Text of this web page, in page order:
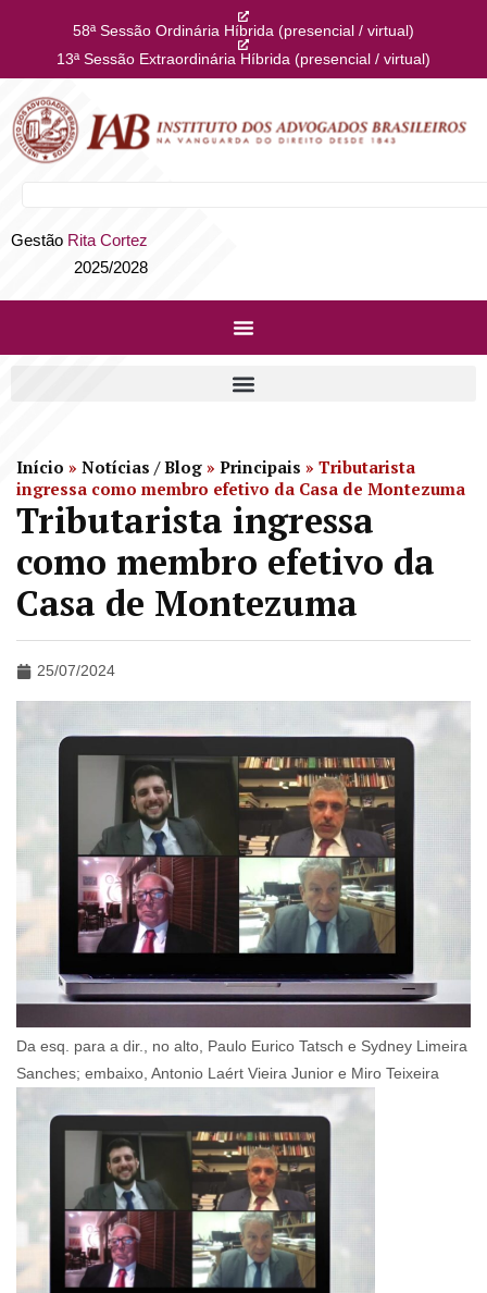
58ª Sessão Ordinária Híbrida (presencial / virtual)
13ª Sessão Extraordinária Híbrida (presencial / virtual)
Gestão Rita Cortez
2025/2028
Início » Notícias / Blog » Principais » Tributarista
ingressa como membro efetivo da Casa de Montezuma
Tributarista ingressa
como membro efetivo da
Casa de Montezuma
25/07/2024
Da esq. para a dir., no alto, Paulo Eurico Tatsch e Sydney Limeira
Sanches; embaixo, Antonio Laért Vieira Junior e Miro Teixeira